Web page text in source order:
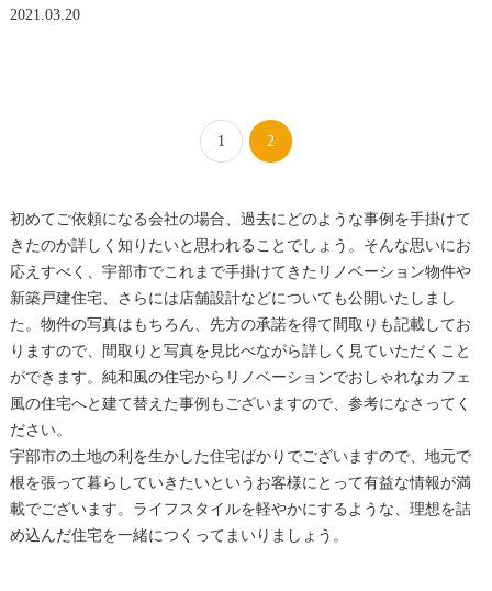
2021.03.20
1 2
初めてご依頼になる会社の場合、過去にどのような事例を手掛けて
きたのか詳しく知りたいと思われることでしょう。そんな思いにお
応えすべく、宇部市でこれまで手掛けてきたリノベーション物件や
新築戸建住宅、さらには店舗設計などについても公開いたしまし
た。物件の写真はもちろん、先方の承諾を得て間取りも記載してお
りますので、間取りと写真を見比べながら詳しく見ていただくこと
ができます。純和風の住宅からリノベーションでおしゃれなカフェ
風の住宅へと建て替えた事例もございますので、参考になさってく
ださい。
宇部市の土地の利を生かした住宅ばかりでございますので、地元で
根を張って暮らしていきたいというお客様にとって有益な情報が満
載でございます。ライフスタイルを軽やかにするような、理想を詰
め込んだ住宅を一緒につくってまいりましょう。